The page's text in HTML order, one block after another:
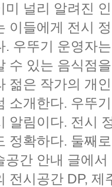
미 널리 알려진
이들에게 전시
. 우뚜기 운영자
수 있는 음식점
젊은 작가의 개
소개한다. 우뚜
알림이다. 전시
정확하다. 둘째
공간 안내 글에
전시공간 DP,